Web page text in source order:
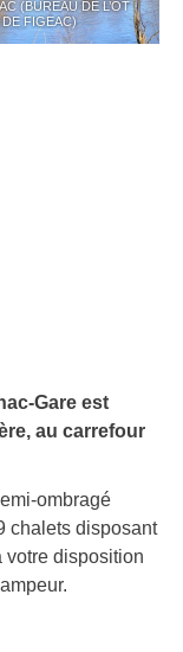
(BUREAU DE L’OT
DE FIGEAC)
Gare est
au carrefour
ombragé
chalets disposant
votre disposition